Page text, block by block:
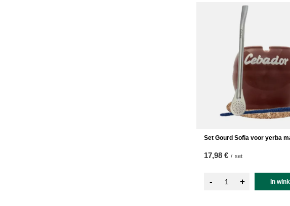
Set Gourd Sofia voor yerba
17,98 € / set
- + In